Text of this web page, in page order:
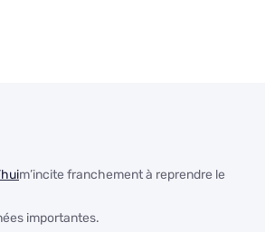
m’incite franchement à reprendre le
importantes.